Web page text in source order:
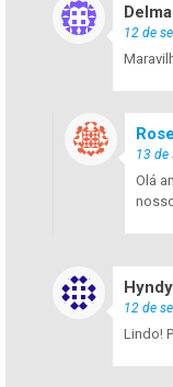
Delma
12 de
13 de
Olá
12 de
Lindo!